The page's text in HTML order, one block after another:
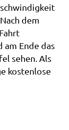
dem
am Ende das
sehen. Als
kostenlose